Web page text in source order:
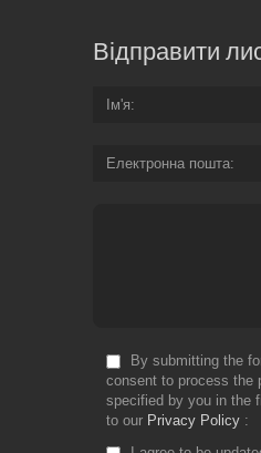
Відправити
Ім'я
Електронна пошта
By submitting the
consent to process the
specified by you in the
to our Privacy Policy